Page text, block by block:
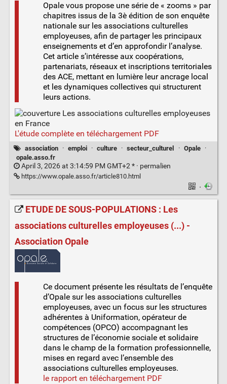
Opale vous propose une série de « zooms » par
chapitres issus de la 3è édition de son enquête
nationale sur les associations culturelles
employeuses, afin de partager les principaux
enseignements et d’en approfondir l’analyse.
Cet article s’intéresse aux coopérations,
partenariats, réseaux et inscriptions territoriales
des ACE, mettant en lumière leur ancrage local
et les dynamiques collectives qui structurent
leurs actions.
L'étude complète en téléchargement PDF
association · emploi · culture · secteur_culturel · Opale
·
opale.asso.fr
April 3, 2026 at 3:14:59 PM GMT+2 * · permalien
https://www.opale.asso.fr/article810.html
·
ETUDE DE SOUS-POPULATIONS : Les
associations culturelles employeuses (...) -
Association Opale
Ce document présente les résultats de l’enquête
d’Opale sur les associations culturelles
employeuses, avec un focus sur les structures
adhérentes à Uniformation, opérateur de
compétences (OPCO) accompagnant les
structures de l’économie sociale et solidaire
dans le champ de la formation professionnelle,
mises en regard avec l’ensemble des
associations culturelles employeuses.
le rapport en téléchargement PDF